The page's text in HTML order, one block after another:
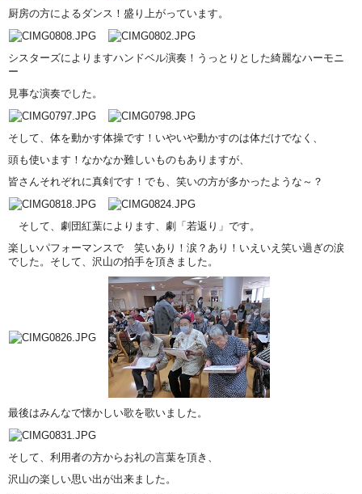
厨房の方によるダンス！盛り上がっています。
シスターズによりますハンドベル演奏！うっとりとした綺麗なハーモニ
ー
見事な演奏でした。
そして、体を動かす体操です！いやいや動かすのは体だけでなく、
頭も使います！なかなか難しいものもありますが、
皆さんそれぞれに真剣です！でも、笑いの方が多かったような～？
そして、劇団紅葉によります、劇「若返り」です。
楽しいパフォーマンスで 笑いあり！涙？あり！いえいえ笑い過ぎの涙
でした。そして、沢山の拍手を頂きました。
最後はみんなで懐かしい歌を歌いました。
そして、利用者の方からお礼の言葉を頂き、
沢山の楽しい思い出が出来ました。